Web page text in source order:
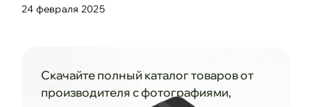
24 февраля 2025
Скачайте полный каталог товаров от
производителя с фотографиями,